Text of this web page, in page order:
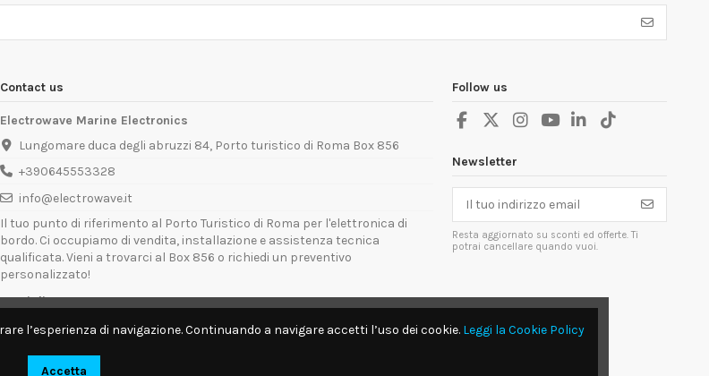
Contact us
Electrowave Marine Electronics
Lungomare duca degli abruzzi 84, Porto turistico di Roma Box 856
+390645553328
info@electrowave.it
Il tuo punto di riferimento al Porto Turistico di Roma per l'elettronica di
bordo. Ci occupiamo di vendita, installazione e assistenza tecnica
qualificata. Vieni a trovarci al Box 856 o richiedi un preventivo
personalizzato!
Orari di Apertura:
Lunedì - Venerdì: 09:00 - 13:00 / 14:00 - 18:00
Disponibili per interventi tecnici direttamente a bordo.
Follow us
Newsletter
Resta aggiornato su sconti ed offerte. Ti
potrai cancellare quando vuoi.
l’esperienza di navigazione. Continuando a navigare accetti l’uso dei cookie. Leggi la Cookie Policy
Accetta